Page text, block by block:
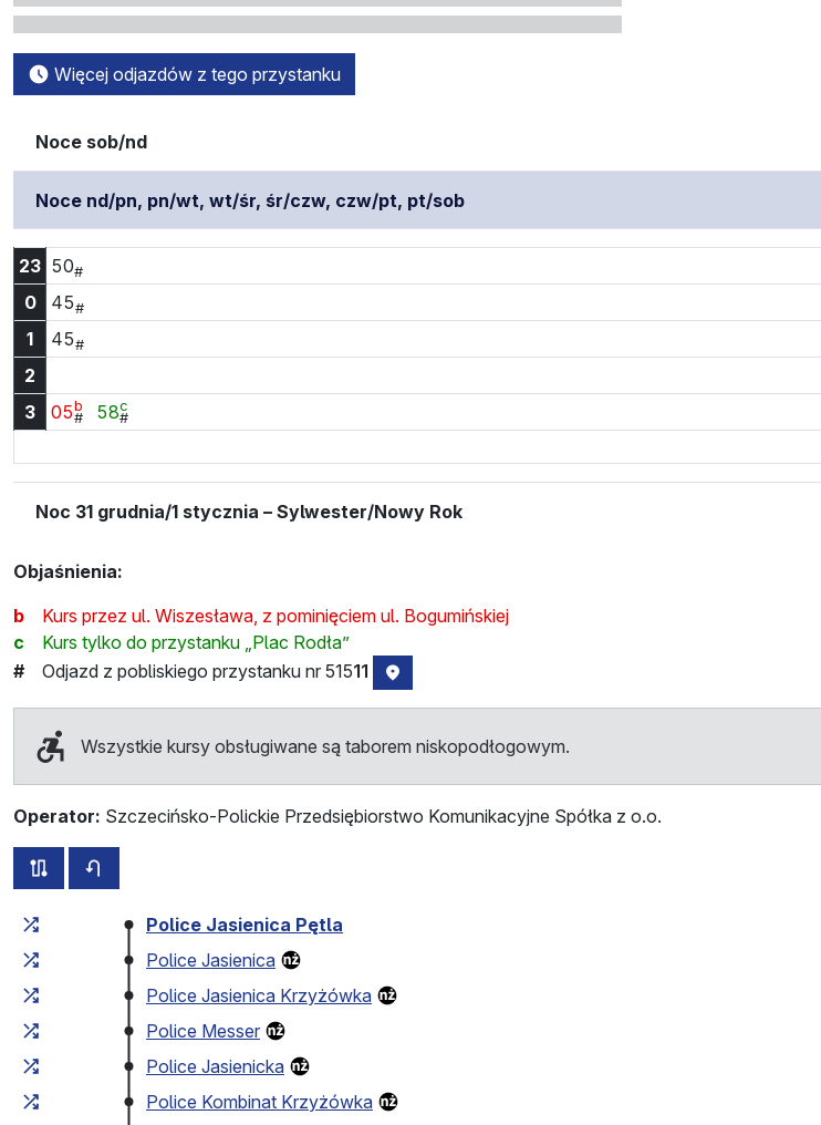
Więcej odjazdów z tego przystanku
Noce sob/nd
Noce nd/pn, pn/wt, wt/śr, śr/czw, czw/pt, pt/sob
23 50#Godzina 23:50
0
45#Godzina 0:45
1
45#Godzina 1:45
2
3
05b
#Godzina 3:05
58c
#Godzina 3:58
Noc 31 grudnia/1 stycznia – Sylwester/Nowy Rok
Objaśnienia:
b
Kurs przez ul. Wiszesława, z pominięciem ul. Bogumińskiej
c
Kurs tylko do przystanku „Plac Rodła”
#
Odjazd z pobliskiego przystanku nr 51511
Wszystkie kursy obsługiwane są taborem niskopodłogowym.
Operator: Szczecińsko-Polickie Przedsiębiorstwo Komunikacyjne Spółka z o.o.
wszystkie trasy tej linii
Czas przejazdu narastająco Czas przejazdu między przystankami
Police Jasienica Pętla
Police Jasienica
Police Jasienica Krzyżówka
Police Messer
Police Jasienicka
Police Kombinat Krzyżówka